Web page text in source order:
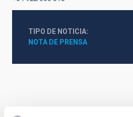
TIPO DE NOTICIA
NOTA DE PRENSA
Otras noticias